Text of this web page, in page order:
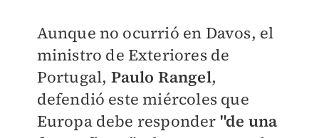
Aunque no ocurrió en Davos, el
ministro de Exteriores de
Portugal, Paulo Rangel,
defendió este miércoles que
Europa debe responder "de una